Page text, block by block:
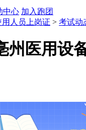
中心 加入跑团
人员上岗证 > 考试动
州医用设